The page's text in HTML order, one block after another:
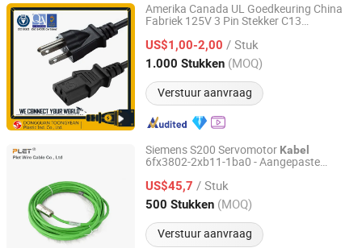
Amerika Canada UL Goedkeuring China
Fabriek 125V 3 Pin Stekker C13
US$1,00-2,00 / Stuk
1.000 Stukken (MOQ)
Verstuur aanvraag
DONGGUAN TOONG YEAN PLASTIC IND. CO., LTD.
Guangdong, China Sinds 2021
Siemens S200 Servomotor Kabel
6fx3802-2xb11-1ba0 - Aangepaste
-1CA0) - Vooraf Bedraad met
Connector
US$45,7 / Stuk
500 Stukken (MOQ)
Verstuur aanvraag
Su zhou PLET Wire Cable Co., Ltd
Jiangsu, China Sinds 2024